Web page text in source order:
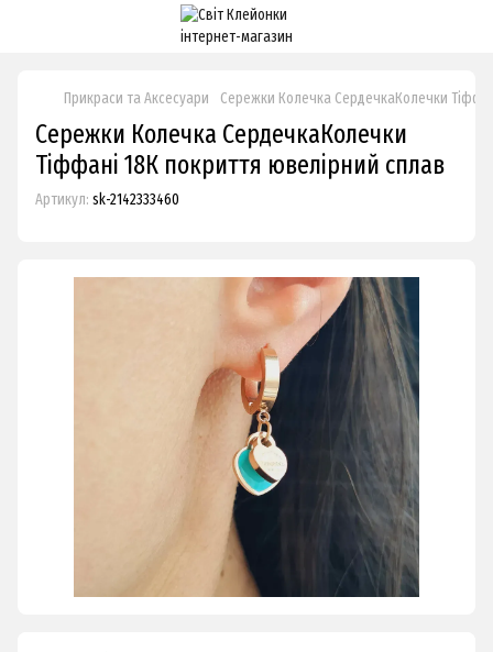
Прикраси та Аксесуари Сережки Колечка СердечкаКолечки
Сережки Колечка СердечкаКолечки
Тіффані 18К покриття ювелірний сплав
Артикул: sk-2142333460